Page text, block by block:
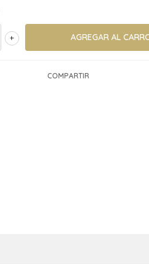
+
COMPARTIR